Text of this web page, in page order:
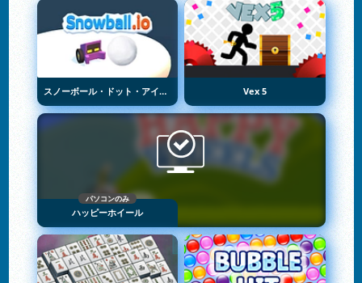
スノーボール・ドット・アイオー Vex 5
パソコンのみ
ハッピーホイール